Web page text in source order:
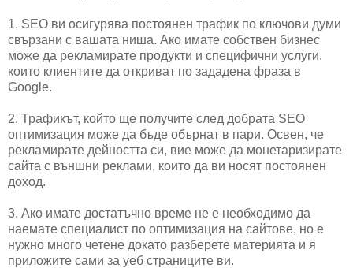
1. SEO ви осигурява постоянен трафик по ключови думи
свързани с вашата ниша. Ако имате собствен бизнес
може да рекламирате продукти и специфични услуги,
които клиентите да откриват по зададена фраза в
Google.
2. Трафикът, който ще получите след добрата SEO
оптимизация може да бъде обърнат в пари. Освен, че
рекламирате дейността си, вие може да монетаризирате
сайта с външни реклами, които да ви носят постоянен
доход.
3. Ако имате достатъчно време не е необходимо да
наемате специалист по оптимизация на сайтове, но е
нужно много четене докато разберете материята и я
приложите сами за уеб страниците ви.